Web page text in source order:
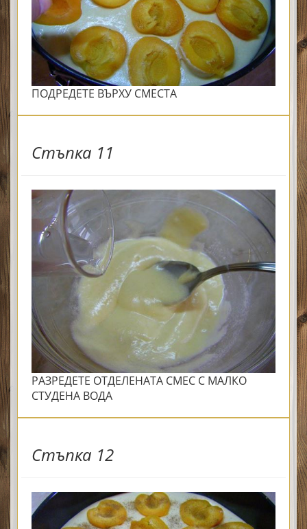
ПОДРЕДЕТЕ ВЪРХУ СМЕСТА
Стъпка 11
РАЗРЕДЕТЕ ОТДЕЛЕНАТА СМЕС С МАЛКО
СТУДЕНА ВОДА
Стъпка 12